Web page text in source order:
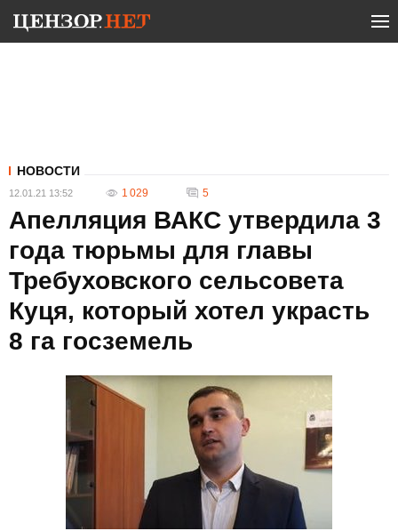
НОВОСТИ
12.01.21 13:52 1 029 5
Апелляция ВАКС утвердила 3
года тюрьмы для главы
Требуховского сельсовета
Куця, который хотел украсть
8 га госземель